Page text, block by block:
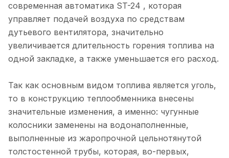
современная автоматика ST-24 , которая
управляет подачей воздуха по средствам
дутьевого вентилятора, значительно
увеличивается длительность горения топлива на
одной закладке, а также уменьшается его расход.
Так как основным видом топлива является уголь,
то в конструкцию теплообменника внесены
значительные изменения, а именно: чугунные
колосники заменены на водонаполненные,
выполненные из жаропрочной цельнотянутой
толстостенной трубы, которая, во-первых,